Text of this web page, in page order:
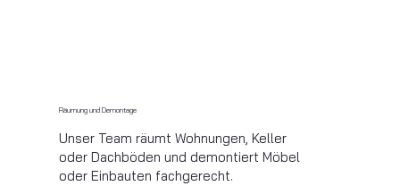
Räumung und Demontage
Unser Team räumt Wohnungen, Keller
oder Dachböden und demontiert Möbel
oder Einbauten fachgerecht.